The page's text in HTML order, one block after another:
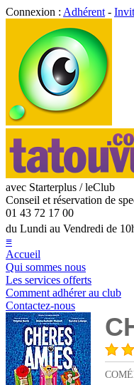
Connexion : Adhérent -
avec Starterplus / leClub
Conseil et réservation de
01 43 72 17 00
du Lundi au Vendredi de
≡
Accueil
Qui sommes nous
Les services offerts
Comment adhérer au club
Contactez-nous